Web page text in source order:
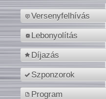
Versenyfelhívás
Lebonyolítás
Díjazás
Szponzorok
Program